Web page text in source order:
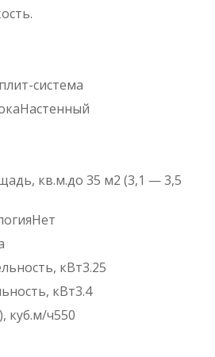
система
кв.м.до 35 м2 (3,1 — 3,5
кВт3.25
кВт3.4
куб.м/ч550